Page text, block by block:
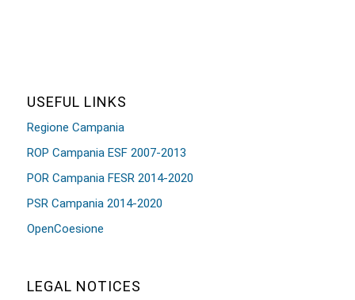
USEFUL LINKS
Regione Campania
ROP Campania ESF 2007-2013
POR Campania FESR 2014-2020
PSR Campania 2014-2020
OpenCoesione
LEGAL NOTICES